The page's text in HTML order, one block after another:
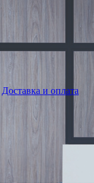
Доставка и оплата